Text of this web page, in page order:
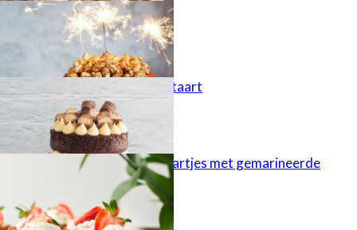
Popcorn taart
Kinder Bueno taart
Cheesecaketaartjes met gemarineerde
aardbeien